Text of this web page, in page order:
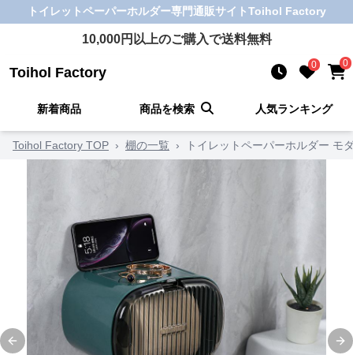
トイレットペーパーホルダー専門通販サイトToihol Factory
10,000円以上のご購入で送料無料
Toihol Factory 0 0
新着商品 商品を検索 人気ランキング
Toihol Factory TOP › 棚の一覧 › トイレットペーパーホルダー モ
Previous slide